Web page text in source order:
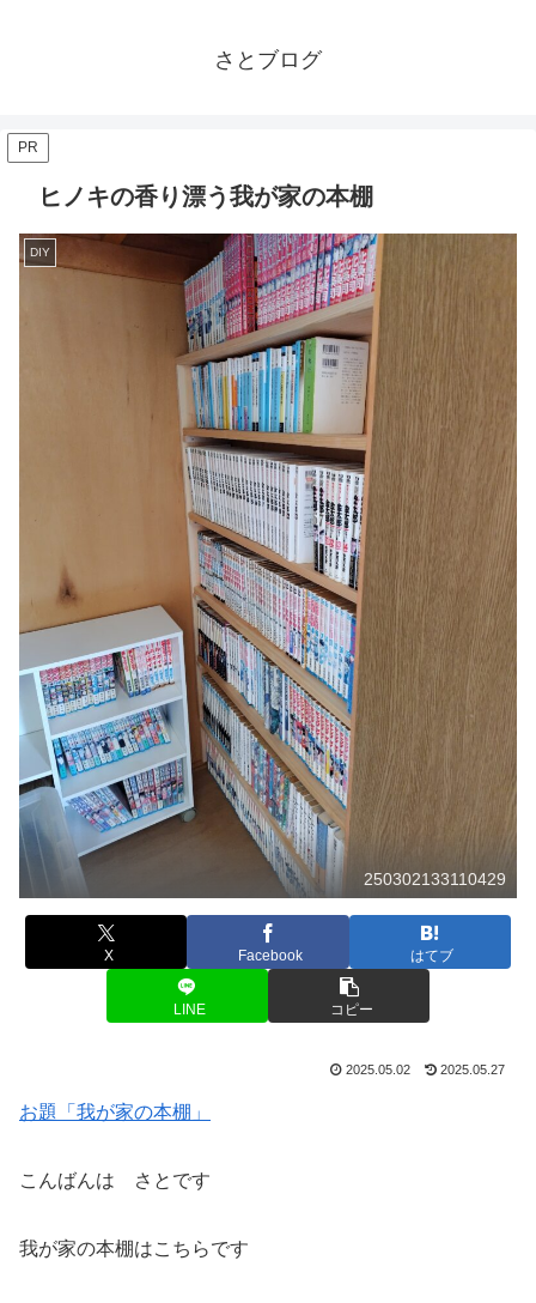
さとブログ
PR
ヒノキの香り漂う我が家の本棚
DIY
250302133110429
X Facebook はてブ
LINE コピー
2025.05.02 2025.05.27
お題「我が家の本棚」
こんばんは さとです
我が家の本棚はこちらです